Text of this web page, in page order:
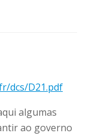
dcs/D21.pdf
algumas
ao governo